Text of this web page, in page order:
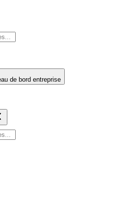
de bord entreprise